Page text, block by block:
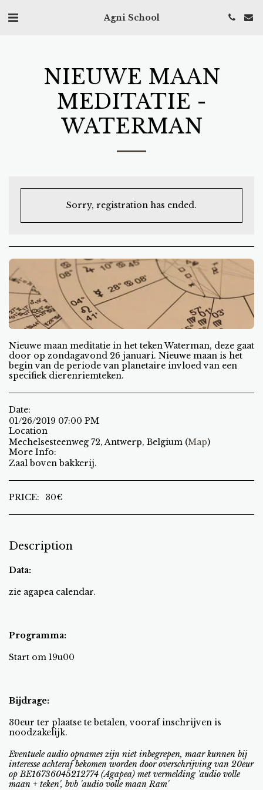
Agni School
NIEUWE MAAN
MEDITATIE -
WATERMAN
Sorry, registration has ended.
Nieuwe maan meditatie in het teken Waterman, deze gaat
door op zondagavond 26 januari. Nieuwe maan is het
begin van de periode van planetaire invloed van een
specifiek dierenriemteken.
Date:
01/26/2019 07:00 PM
Location
Mechelsesteenweg 72, Antwerp, Belgium (Map)
More Info:
Zaal boven bakkerij.
PRICE: 30€
Description
Data:
zie agapea calendar.
Programma:
Start om 19u00
Bijdrage:
30eur ter plaatse te betalen, vooraf inschrijven is
noodzakelijk.
Eventuele audio opnames zijn niet inbegrepen, maar kunnen bij
interesse achteraf bekomen worden door overschrijving van 20eur
op BE16736045212774 (Agapea) met vermelding 'audio volle
maan + teken', bvb 'audio volle maan Ram'